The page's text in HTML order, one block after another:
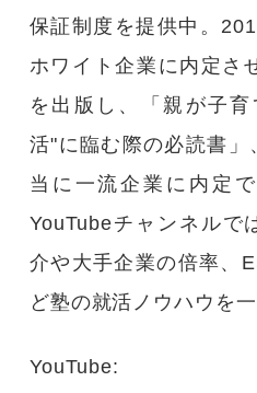
保証制度を提供中。
ホワイト企業に内定さ
を出版し、「親が子
活"に臨む際の必読書」
当に一流企業に内定
YouTubeチャンネルで
介や大手企業の倍率、
ど塾の就活ノウハウを
YouTube: